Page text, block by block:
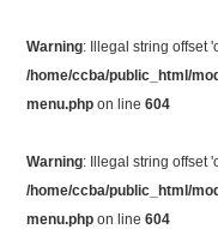
Warning: Illegal string offset
/home/ccba/public_html/
menu.php on line604
Warning: Illegal string offset
/home/ccba/public_html/
menu.php on line604